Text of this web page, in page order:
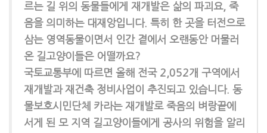
르는 길 위의 동물들에게 재개발은 삶의 파괴요, 죽
음을 의미하는 대재앙입니다. 특히 한 곳을 터전으로
삼는 영역동물이면서 인간 곁에서 오랜동안 머물러
온 길고양이들은 어떨까요?
국토교통부에 따르면 올해 전국 2,052개 구역에서
재개발과 재건축 정비사업이 추진되고 있습니다. 동
물보호시민단체 카라는 재개발로 죽음의 벼랑끝에
서게 된 모 지역 길고양이들에게 공사의 위험을 알리